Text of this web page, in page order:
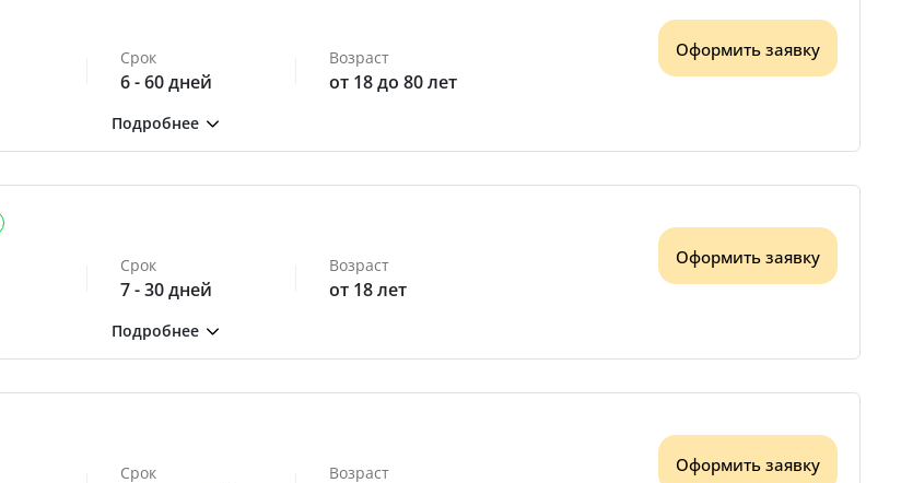
Срок
6 - 60 дней
Возраст
от 18 до 80 лет
Оформить заявку
Срок
7 - 30 дней
Возраст
от 18 лет
Оформить заявку
Срок Возраст Оформить заявку